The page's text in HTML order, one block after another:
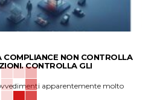
COMPLIANCE NON CONTROLLA
CONTROLLA GLI
apparentemente molto